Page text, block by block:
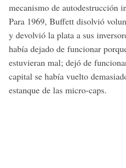
mecanismo de autodestrucción
Para 1969, Buffett disolvió
y devolvió la plata a sus
había dejado de funcionar
estuvieran mal; dejó de
capital se había vuelto
estanque de las micro-caps.